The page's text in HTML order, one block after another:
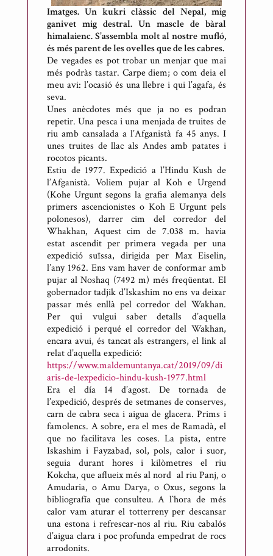
Imatges. Un kukri clàssic del Nepal, mig
ganivet mig destral. Un mascle de bàral
himalaienc. S’assembla molt al nostre mufló,
és més parent de les ovelles que de les cabres.
De vegades es pot trobar un menjar que mai
més podràs tastar. Carpe diem; o com deia el
meu avi: l’ocasió és una llebre i qui l’agafa, és
seva.
Unes anècdotes més que ja no es podran
repetir. Una pesca i una menjada de truites de
riu amb cansalada a l’Afganistà fa 45 anys. I
unes truites de llac als Andes amb patates i
rocotos picants.
Estiu de 1977. Expedició a l’Hindu Kush de
l’Afganistà. Voliem pujar al Koh e Urgend
(Kohe Urgunt segons la grafia alemanya dels
primers ascencionistes o Koh E Urgunt pels
polonesos), darrer cim del corredor del
Whakhan, Aquest cim de 7.038 m. havia
estat ascendit per primera vegada per una
expedició suïssa, dirigida per Max Eiselin,
l’any 1962. Ens vam haver de conformar amb
pujar al Noshaq (7492 m) més freqüentat. El
gobernador tadjik d’Iskashim no ens va deixar
passar més enllà pel corredor del Wakhan.
Per qui vulgui saber detalls d’aquella
expedició i perqué el corredor del Wakhan,
encara avui, és tancat als estrangers, el link al
relat d’aquella expedició:
https://www.maldemuntanya.cat/2019/09/di
aris-de-lexpedicio-hindu-kush-1977.html
Era el día 14 d’agost. De tornada de
l’expedició, després de setmanes de conserves,
carn de cabra seca i aigua de glacera. Prims i
famolencs. A sobre, era el mes de Ramadà, el
que no facilitava les coses. La pista, entre
Iskashim i Fayzabad, sol, pols, calor i suor,
seguia durant hores i kilòmetres el riu
Kokcha, que aflueix més al nord al riu Panj, o
Amudaria, o Amu Darya, o Oxus, segons la
bibliografía que consulteu. A l`hora de més
calor vam aturar el totterreny per descansar
una estona i refrescar-nos al riu. Riu cabalós
d’aigua clara i poc profunda empedrat de rocs
arrodonits.